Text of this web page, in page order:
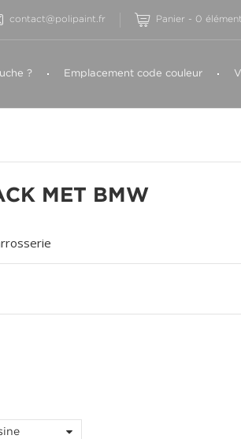
contact@polipaint.fr Panier - 0
? Emplacement code couleur
MET BMW